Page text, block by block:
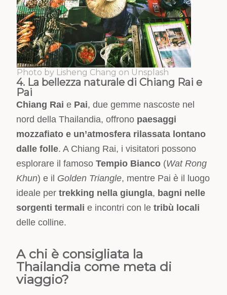
Photo by Lisheng Chang on Unsplash
4. La bellezza naturale di Chiang Rai e
Pai
Chiang Rai e Pai, due gemme nascoste nel
nord della Thailandia, offrono paesaggi
mozzafiato e un’atmosfera rilassata lontano
dalle folle. A Chiang Rai, i visitatori possono
esplorare il famosoTempio Bianco (Wat Rong
Khun) e il Golden Triangle, mentre Pai è il luogo
ideale pertrekking nella giungla, bagni nelle
sorgenti termali e incontri con letribù locali
delle colline.
A chi è consigliata la
Thailandia come meta di
viaggio?